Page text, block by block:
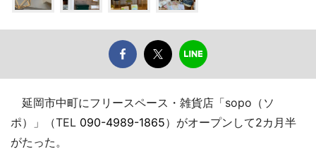
延岡市中町にフリースペース・雑貨店「sopo（ソ
ポ）」（TEL 090-4989-1865）がオープンして2カ月半
がたった。